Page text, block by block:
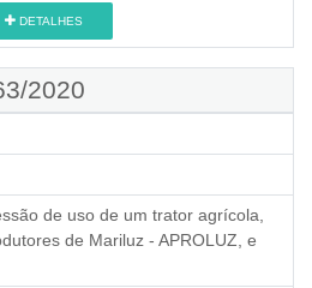
DETALHES
2020
de uso de um trator agrícola,
de Mariluz - APROLUZ, e